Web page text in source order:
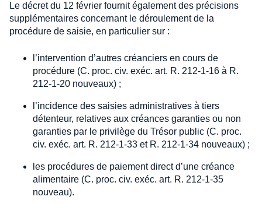
Le décret du 12 février fournit également des précisions
supplémentaires concernant le déroulement de la
procédure de saisie, en particulier sur :
l’intervention d’autres créanciers en cours de
procédure (C. proc. civ. exéc. art. R. 212-1-16 à R.
212-1-20 nouveaux) ;
l’incidence des saisies administratives à tiers
détenteur, relatives aux créances garanties ou non
garanties par le privilège du Trésor public (C. proc.
civ. exéc. art. R. 212-1-33 et R. 212-1-34 nouveaux) ;
les procédures de paiement direct d’une créance
alimentaire (C. proc. civ. exéc. art. R. 212-1-35
nouveau).